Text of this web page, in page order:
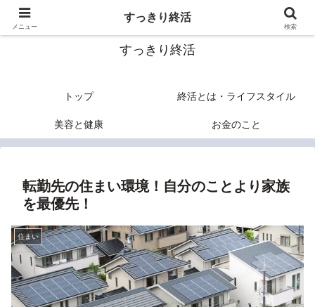
終活のヒントあれこれ
すっきり終活
トップ 終活とは・ライフスタイル
美容と健康 お金のこと
転勤先の住まい環境！自分のことより家族
を最優先！
住まい
メニュー
すっきり終活
検索